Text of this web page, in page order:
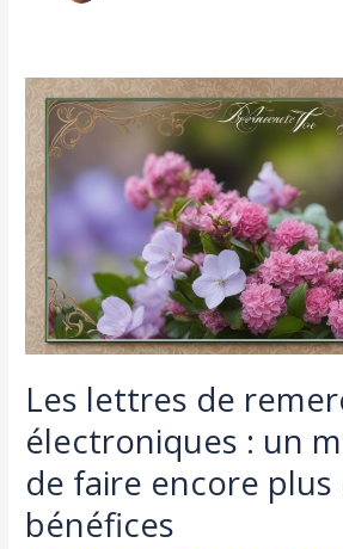
Les lettres de
électroniques : un
de faire encore plus
bénéfices